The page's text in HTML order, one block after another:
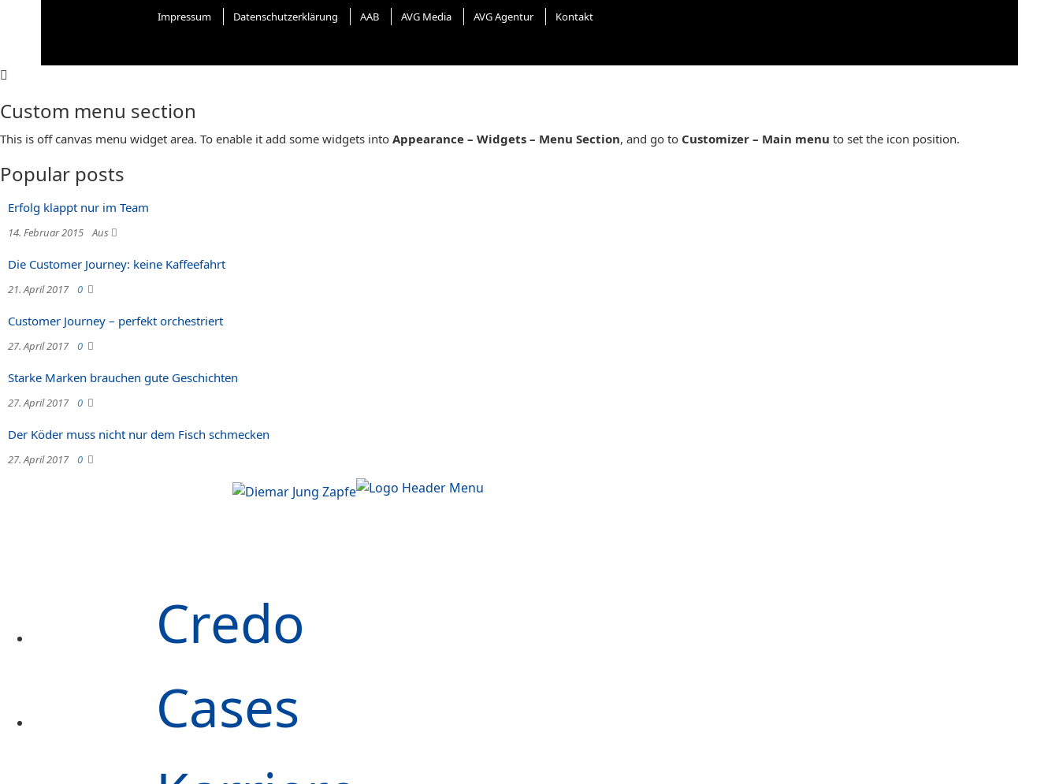
Impressum Datenschutzerklärung AAB AVG Media AVG Agentur Kontakt
Custom menu section
This is off canvas menu widget area. To enable it add some widgets into Appearance – Widgets – Menu Section, and go to Customizer – Main menu to set the icon position.
Popular posts
Erfolg klappt nur im Team
14. Februar 2015 Aus
Die Customer Journey: keine Kaffeefahrt
21. April 2017 0
Customer Journey – perfekt orchestriert
27. April 2017 0
Starke Marken brauchen gute Geschichten
27. April 2017 0
Der Köder muss nicht nur dem Fisch schmecken
27. April 2017 0
Credo
Cases